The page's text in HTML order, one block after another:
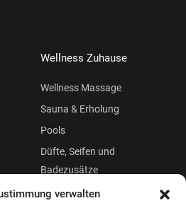
verwalten
Wellness Zuhause
Wellness Massage
Sauna & Erholung
Pools
Düfte, Seifen und
Badezusätze
Beauty